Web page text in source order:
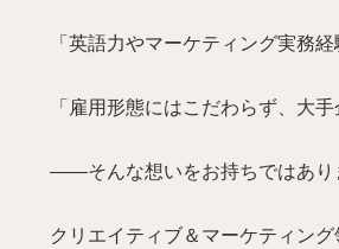
「英語力やマーケティング実務
「雇用形態にはこだわらず、大
――そんな想いをお持ちではあり
クリエイティブ＆マーケティン